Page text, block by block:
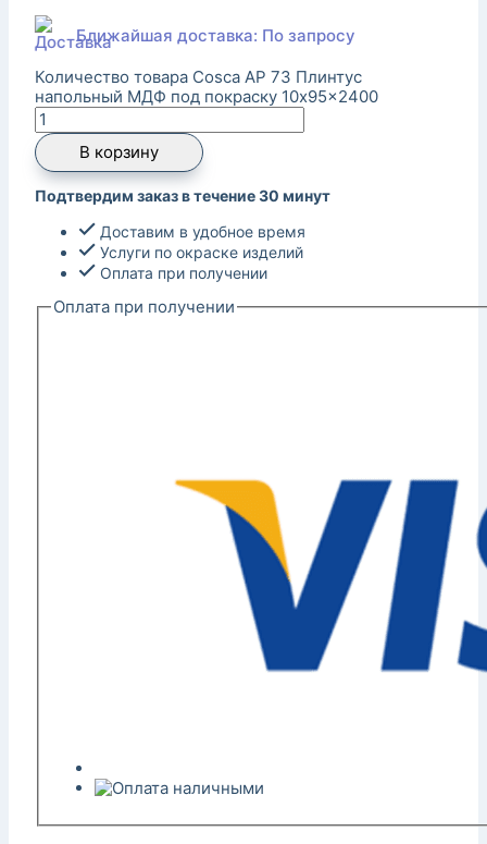
Ближайшая доставка: По запросу
Количество товара Cosca AP 73 Плинтус
напольный МДФ под покраску 10x95x2400
В корзину
Подтвердим заказ в течение 30 минут
Доставим в удобное время
Услуги по окраске изделий
Оплата при получении
Оплата при получении